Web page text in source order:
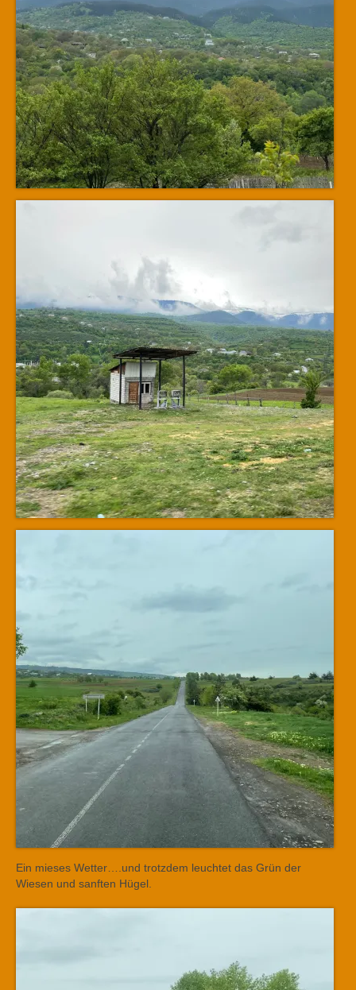
Ein mieses Wetter….und trotzdem leuchtet das Grün der
Wiesen und sanften Hügel.